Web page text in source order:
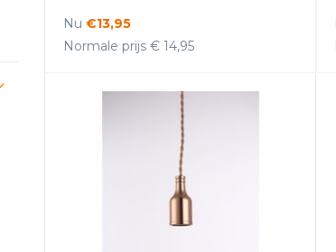
Nu €13,95
Normale prijs € 14,95